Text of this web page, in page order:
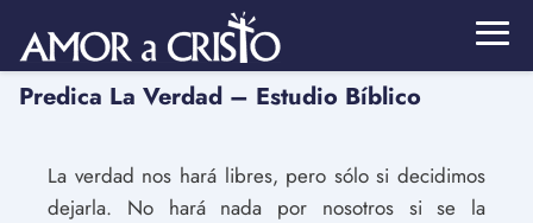
Predica La Verdad – Estudio Bíblico
La verdad nos hará libres, pero sólo si decidimos
dejarla. No hará nada por nosotros si se la